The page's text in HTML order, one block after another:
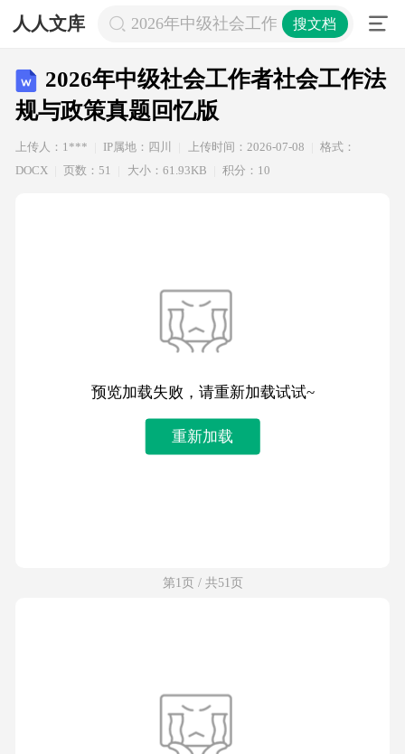
人人文库 2026年中级社会工作者社会工作法规
搜文档
2026年中级社会工作者社会工作法
规与政策真题回忆版
上传人：1*** IP属地：四川 上传时间：2026-07-08
格式：
DOCX
页数：51 大小：61.93KB 积分：10
预览加载失败，请重新加载试试~
重新加载
第1页 / 共51页